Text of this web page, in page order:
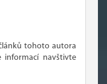
tohoto autora
informací navštivte